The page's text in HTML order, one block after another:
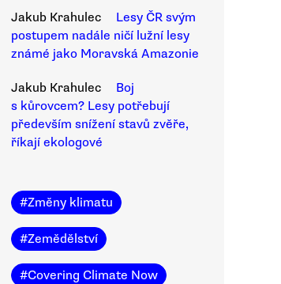
Jakub Krahulec
Lesy ČR svým
postupem nadále ničí lužní lesy
známé jako Moravská Amazonie
Jakub Krahulec
Boj
s kůrovcem? Lesy potřebují
především snížení stavů zvěře,
říkají ekologové
#Změny klimatu
#Zemědělství
#Covering Climate Now